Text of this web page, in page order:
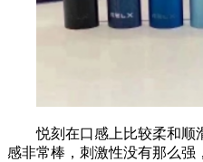
悦刻在口感上比较柔和顺
感非常棒，刺激性没有那么强